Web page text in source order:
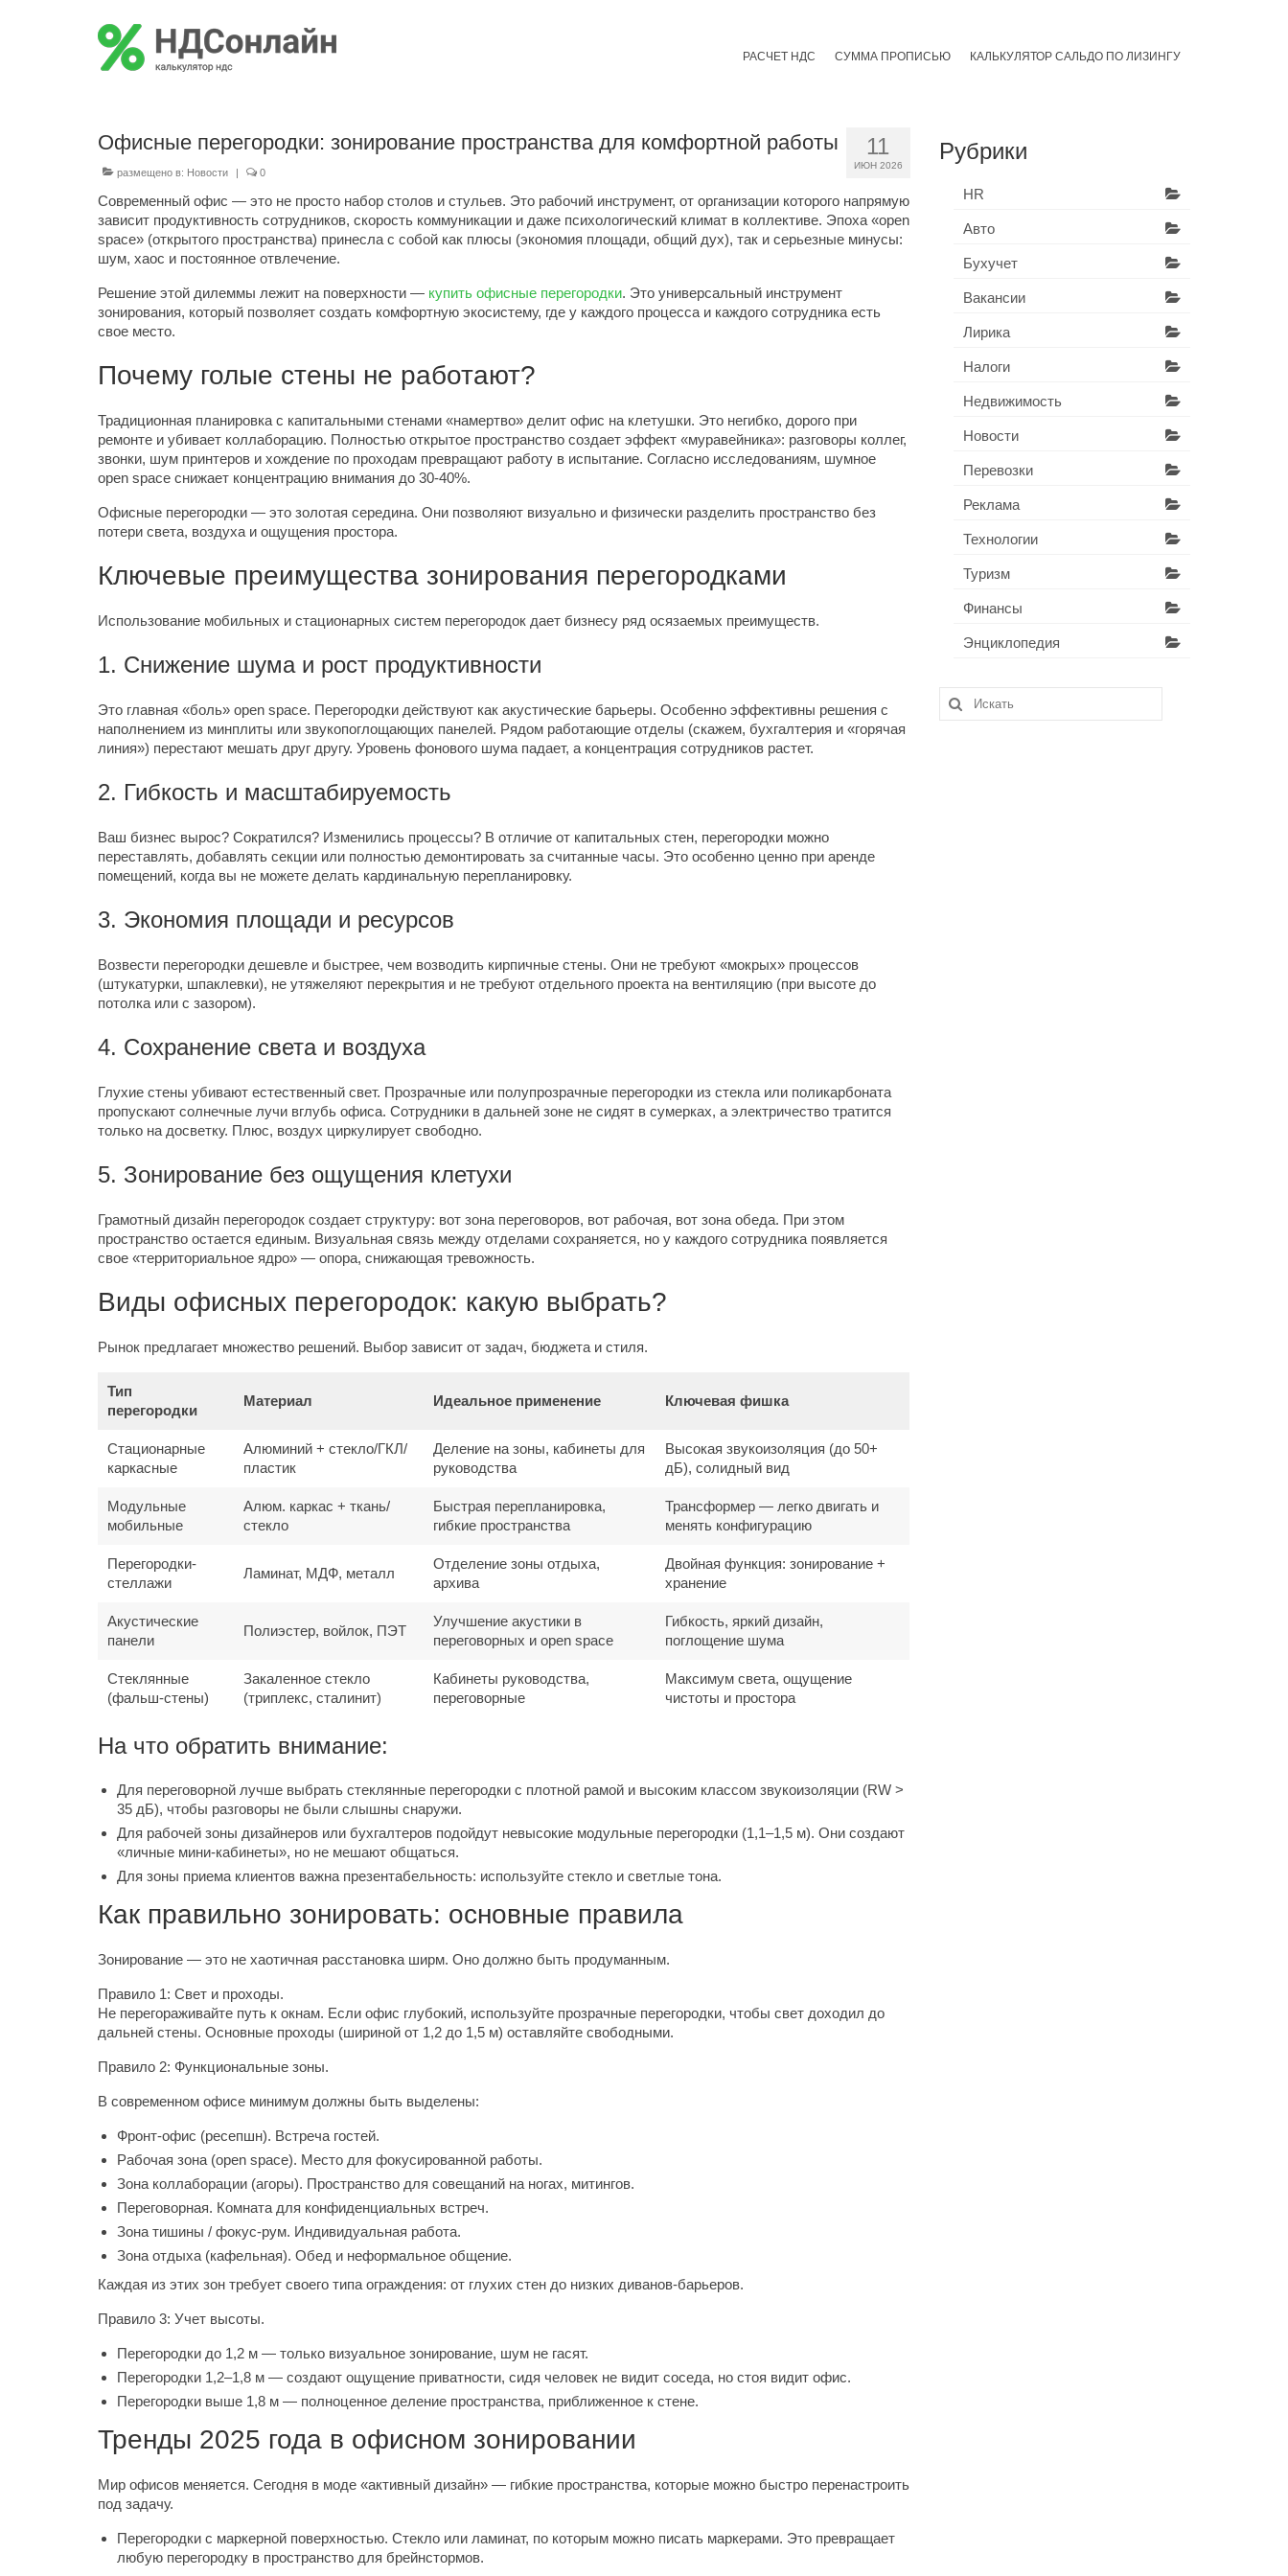
РАСЧЕТ НДС СУММА ПРОПИСЬЮ КАЛЬКУЛЯТОР САЛЬДО ПО ЛИЗИНГУ
11
ИЮН 2026
Офисные перегородки: зонирование пространства для комфортной работы
размещено в: Новости | 0
Современный офис — это не просто набор столов и стульев. Это рабочий инструмент, от организации которого напрямую
зависит продуктивность сотрудников, скорость коммуникации и даже психологический климат в коллективе. Эпоха «open
space» (открытого пространства) принесла с собой как плюсы (экономия площади, общий дух), так и серьезные минусы:
шум, хаос и постоянное отвлечение.
Решение этой дилеммы лежит на поверхности — купить офисные перегородки. Это универсальный инструмент
зонирования, который позволяет создать комфортную экосистему, где у каждого процесса и каждого сотрудника есть
свое место.
Почему голые стены не работают?
Традиционная планировка с капитальными стенами «намертво» делит офис на клетушки. Это негибко, дорого при
ремонте и убивает коллаборацию. Полностью открытое пространство создает эффект «муравейника»: разговоры коллег,
звонки, шум принтеров и хождение по проходам превращают работу в испытание. Согласно исследованиям, шумное
open space снижает концентрацию внимания до 30-40%.
Офисные перегородки — это золотая середина. Они позволяют визуально и физически разделить пространство без
потери света, воздуха и ощущения простора.
Ключевые преимущества зонирования перегородками
Использование мобильных и стационарных систем перегородок дает бизнесу ряд осязаемых преимуществ.
1. Снижение шума и рост продуктивности
Это главная «боль» open space. Перегородки действуют как акустические барьеры. Особенно эффективны решения с
наполнением из минплиты или звукопоглощающих панелей. Рядом работающие отделы (скажем, бухгалтерия и «горячая
линия») перестают мешать друг другу. Уровень фонового шума падает, а концентрация сотрудников растет.
2. Гибкость и масштабируемость
Ваш бизнес вырос? Сократился? Изменились процессы? В отличие от капитальных стен, перегородки можно
переставлять, добавлять секции или полностью демонтировать за считанные часы. Это особенно ценно при аренде
помещений, когда вы не можете делать кардинальную перепланировку.
3. Экономия площади и ресурсов
Возвести перегородки дешевле и быстрее, чем возводить кирпичные стены. Они не требуют «мокрых» процессов
(штукатурки, шпаклевки), не утяжеляют перекрытия и не требуют отдельного проекта на вентиляцию (при высоте до
потолка или с зазором).
4. Сохранение света и воздуха
Глухие стены убивают естественный свет. Прозрачные или полупрозрачные перегородки из стекла или поликарбоната
пропускают солнечные лучи вглубь офиса. Сотрудники в дальней зоне не сидят в сумерках, а электричество тратится
только на досветку. Плюс, воздух циркулирует свободно.
5. Зонирование без ощущения клетухи
Грамотный дизайн перегородок создает структуру: вот зона переговоров, вот рабочая, вот зона обеда. При этом
пространство остается единым. Визуальная связь между отделами сохраняется, но у каждого сотрудника появляется
свое «территориальное ядро» — опора, снижающая тревожность.
Виды офисных перегородок: какую выбрать?
Рынок предлагает множество решений. Выбор зависит от задач, бюджета и стиля.
Тип
перегородки
Материал Идеальное применение Ключевая фишка
Стационарные
каркасные
Алюминий + стекло/ГКЛ/
пластик
Деление на зоны, кабинеты для
руководства
Высокая звукоизоляция (до 50+
дБ), солидный вид
Модульные
мобильные
Алюм. каркас + ткань/
стекло
Быстрая перепланировка,
гибкие пространства
Трансформер — легко двигать и
менять конфигурацию
Перегородки-
стеллажи
Ламинат, МДФ, металл
Отделение зоны отдыха,
архива
Двойная функция: зонирование +
хранение
Акустические
панели
Полиэстер, войлок, ПЭТ
Улучшение акустики в
переговорных и open space
Гибкость, яркий дизайн,
поглощение шума
Стеклянные
(фальш-стены)
Закаленное стекло
(триплекс, сталинит)
Кабинеты руководства,
переговорные
Максимум света, ощущение
чистоты и простора
На что обратить внимание:
Для переговорной лучше выбрать стеклянные перегородки с плотной рамой и высоким классом звукоизоляции (RW >
35 дБ), чтобы разговоры не были слышны снаружи.
Для рабочей зоны дизайнеров или бухгалтеров подойдут невысокие модульные перегородки (1,1–1,5 м). Они создают
«личные мини-кабинеты», но не мешают общаться.
Для зоны приема клиентов важна презентабельность: используйте стекло и светлые тона.
Как правильно зонировать: основные правила
Зонирование — это не хаотичная расстановка ширм. Оно должно быть продуманным.
Правило 1: Свет и проходы.
Не перегораживайте путь к окнам. Если офис глубокий, используйте прозрачные перегородки, чтобы свет доходил до
дальней стены. Основные проходы (шириной от 1,2 до 1,5 м) оставляйте свободными.
Правило 2: Функциональные зоны.
В современном офисе минимум должны быть выделены:
Фронт-офис (ресепшн). Встреча гостей.
Рабочая зона (open space). Место для фокусированной работы.
Зона коллаборации (агоры). Пространство для совещаний на ногах, митингов.
Переговорная. Комната для конфиденциальных встреч.
Зона тишины / фокус-рум. Индивидуальная работа.
Зона отдыха (кафельная). Обед и неформальное общение.
Каждая из этих зон требует своего типа ограждения: от глухих стен до низких диванов-барьеров.
Правило 3: Учет высоты.
Перегородки до 1,2 м — только визуальное зонирование, шум не гасят.
Перегородки 1,2–1,8 м — создают ощущение приватности, сидя человек не видит соседа, но стоя видит офис.
Перегородки выше 1,8 м — полноценное деление пространства, приближенное к стене.
Тренды 2025 года в офисном зонировании
Мир офисов меняется. Сегодня в моде «активный дизайн» — гибкие пространства, которые можно быстро перенастроить
под задачу.
Перегородки с маркерной поверхностью. Стекло или ламинат, по которым можно писать маркерами. Это превращает
любую перегородку в пространство для брейнстормов.
Рубрики
HR
Авто
Бухучет
Вакансии
Лирика
Налоги
Недвижимость
Новости
Перевозки
Реклама
Технологии
Туризм
Финансы
Энциклопедия
Искать: